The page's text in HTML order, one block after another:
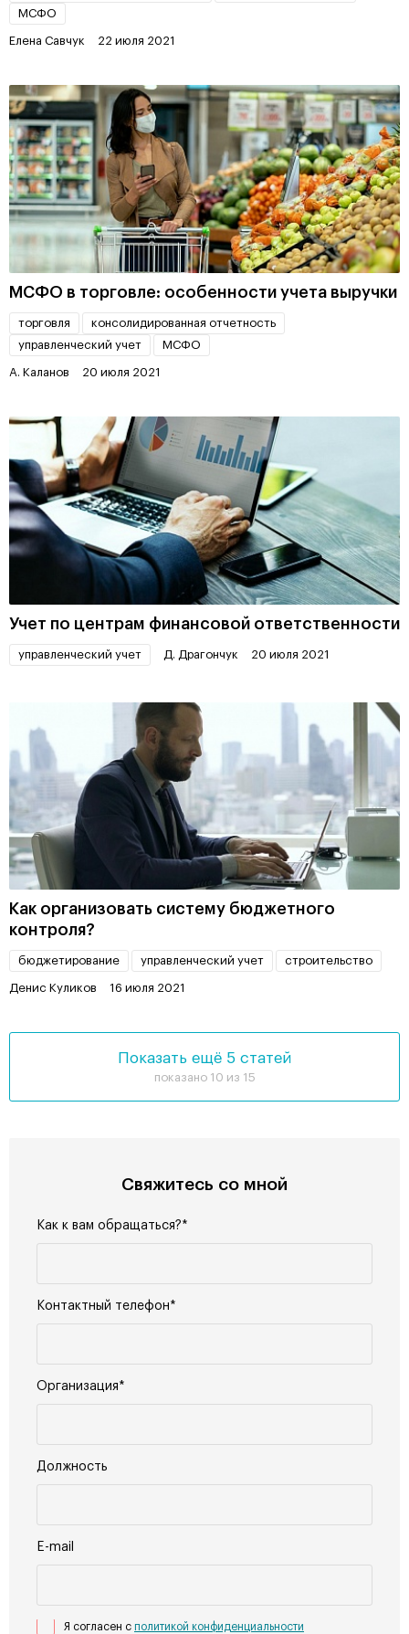
МСФО
Елена Савчук 22 июля 2021
МСФО в торговле: особенности учета выручки
торговля
консолидированная отчетность
управленческий учет
МСФО
А. Каланов 20 июля 2021
Учет по центрам финансовой ответственности
управленческий учет Д. Драгончук 20 июля 2021
Как организовать систему бюджетного
контроля?
бюджетирование управленческий учет строительство
Денис Куликов 16 июля 2021
Показать ещё 5 статей
показано 10 из 15
Свяжитесь со мной
Как к вам обращаться?*
Контактный телефон*
Организация*
Должность
E-mail
Я согласен с политикой конфиденциальности